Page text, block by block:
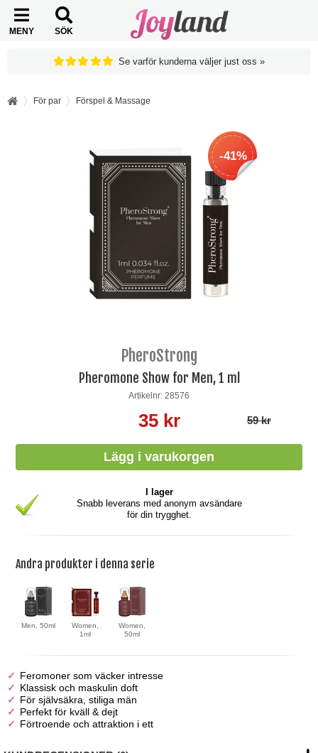
MENY SÖK
Se varför kunderna väljer just oss »
För par Förspel & Massage
-41%
PheroStrong
Pheromone Show for Men, 1 ml
Artikelnr: 28576
35 kr 59 kr
I lager
Snabb leverans med anonym avsändare
för din trygghet.
Andra produkter i denna serie
Men, 50ml
Women,
1ml
Women,
50ml
Feromoner som väcker intresse
Klassisk och maskulin doft
För självsäkra, stiliga män
Perfekt för kväll & dejt
Förtroende och attraktion i ett